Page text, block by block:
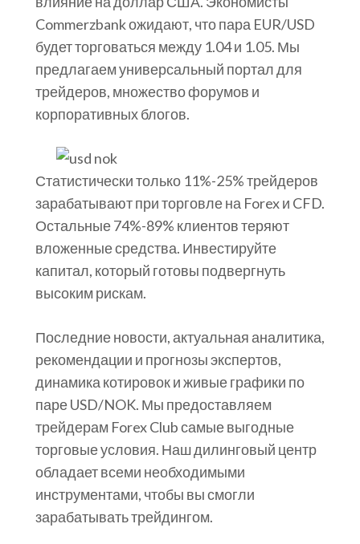
Commerzbank ожидают, что пара EUR/USD
будет торговаться между 1.04 и 1.05. Мы
предлагаем универсальный портал для
трейдеров, множество форумов и
корпоративных блогов.
Статистически только 11%-25% трейдеров
зарабатывают при торговле на Forex и CFD.
Остальные 74%-89% клиентов теряют
вложенные средства. Инвестируйте
капитал, который готовы подвергнуть
высоким рискам.
Последние новости, актуальная аналитика,
рекомендации и прогнозы экспертов,
динамика котировок и живые графики по
паре USD/NOK. Мы предоставляем
трейдерам Forex Club самые выгодные
торговые условия. Наш дилинговый центр
обладает всеми необходимыми
инструментами, чтобы вы смогли
зарабатывать трейдингом.